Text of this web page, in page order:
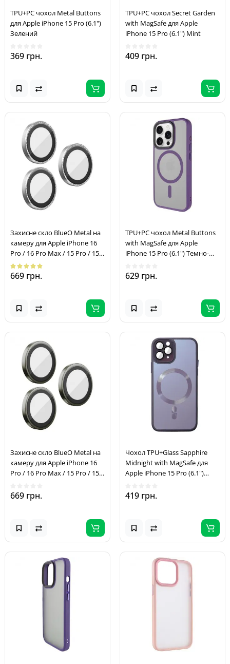
TPU+PC чохол Metal Buttons
для Apple iPhone 15 Pro (6.1")
Зелений
369 грн.
TPU+PC чохол Secret Garden
with MagSafe для Apple
iPhone 15 Pro (6.1") Mint
409 грн.
Захисне скло BlueO Metal на
камеру для Apple iPhone 16
Pro / 16 Pro Max / 15 Pro / 15
Pro Max Срібний / Silver
Diamond
669 грн.
TPU+PC чохол Metal Buttons
with MagSafe для Apple
iPhone 15 Pro (6.1") Темно-
629 грн.
Захисне скло BlueO Metal на
камеру для Apple iPhone 16
Pro / 16 Pro Max / 15 Pro / 15
Titanium
669 грн.
Чохол TPU+Glass Sapphire
Midnight with MagSafe для
Apple iPhone 15 Pro (6.1")
419 грн.